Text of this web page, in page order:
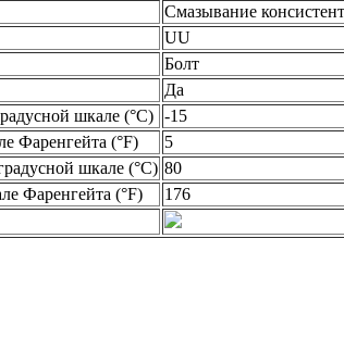
Смазывание
UU
Болт
Да
шкале (°C) -15
Фаренгейта (°F)
5
шкале (°C) 80
Фаренгейта (°F)
176